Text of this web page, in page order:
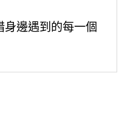
邊遇到的每一個